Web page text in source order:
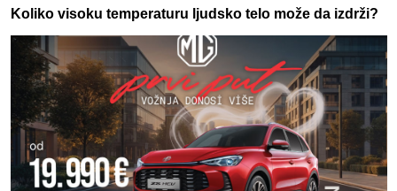
Koliko visoku temperaturu ljudsko telo može da izdrži?